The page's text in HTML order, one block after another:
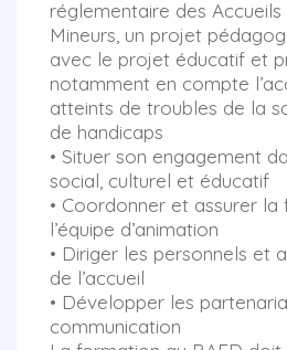
réglementaire des
Mineurs, un projet
avec le projet éducatif et
notamment en compte
atteints de troubles de la
de handicaps
• Situer son engagement
social, culturel et éducatif
• Coordonner et assurer
l’équipe d’animation
• Diriger les personnels et
de l’accueil
• Développer les
communication